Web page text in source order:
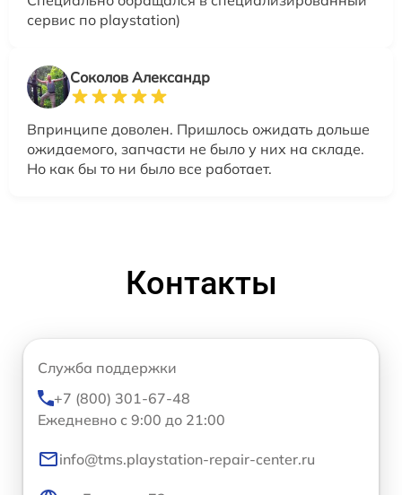
сервис по playstation)
Соколов Александр
Впринципе доволен. Пришлось ожидать дольше
ожидаемого, запчасти не было у них на складе.
Но как бы то ни было все работает.
Контакты
Служба поддержки
+7 (800) 301-67-48
Ежедневно с 9:00 до 21:00
info@tms.playstation-repair-center.ru